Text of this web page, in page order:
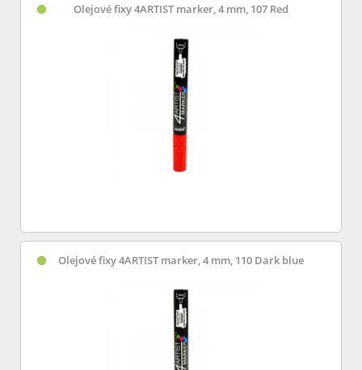
Olejové fixy 4ARTIST marker, 4 mm, 107 Red
Olejové fixy 4ARTIST marker, 4 mm, 110 Dark blue